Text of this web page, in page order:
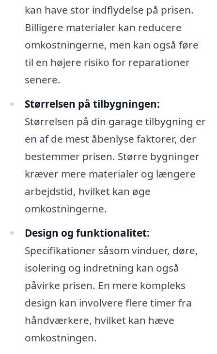
kan have stor indflydelse på prisen.
Billigere materialer kan reducere
omkostningerne, men kan også føre
til en højere risiko for reparationer
senere.
Størrelsen på tilbygningen:
Størrelsen på din garage tilbygning er
en af de mest åbenlyse faktorer, der
bestemmer prisen. Større bygninger
kræver mere materialer og længere
arbejdstid, hvilket kan øge
omkostningerne.
Design og funktionalitet:
Specifikationer såsom vinduer, døre,
isolering og indretning kan også
påvirke prisen. En mere kompleks
design kan involvere flere timer fra
håndværkere, hvilket kan hæve
omkostningen.